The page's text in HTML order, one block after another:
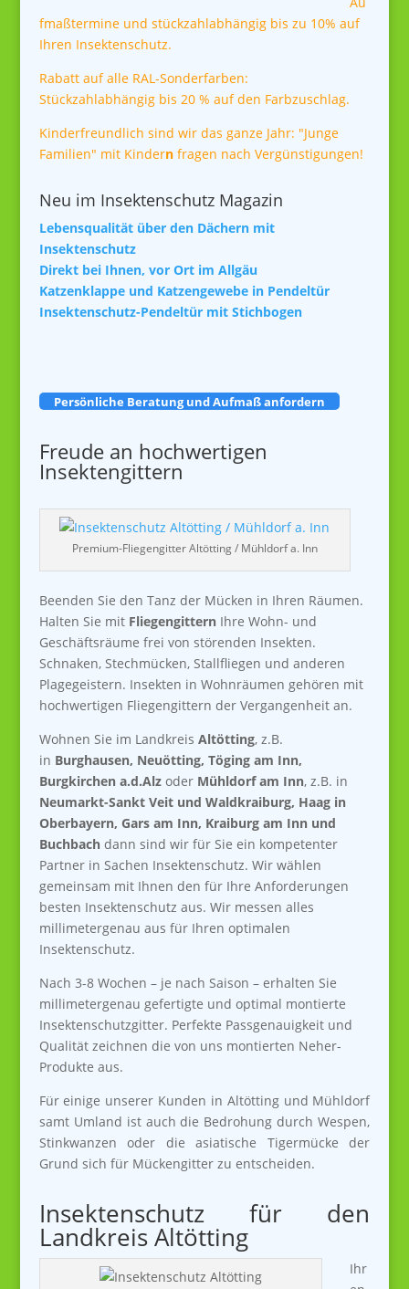
fmaßtermine und stückzahlabhängig bis zu 10% auf
Ihren Insektenschutz.
Rabatt auf alle RAL-Sonderfarben:
Stückzahlabhängig bis 20 % auf den Farbzuschlag.
Kinderfreundlich sind wir das ganze Jahr: "Junge
Familien" mit Kindernfragen nach Vergünstigungen!
Neu im Insektenschutz Magazin
Lebensqualität über den Dächern mit
Insektenschutz
Direkt bei Ihnen, vor Ort im Allgäu
Katzenklappe und Katzengewebe in Pendeltür
Insektenschutz-Pendeltür mit Stichbogen
Persönliche Beratung und Aufmaß anfordern
Freude an hochwertigen
Insektengittern
Premium-Fliegengitter Altötting / Mühldorf a. Inn
Beenden Sie den Tanz der Mücken in Ihren Räumen.
Halten Sie mit FliegengitternIhre Wohn- und
Geschäftsräume frei von störenden Insekten.
Schnaken, Stechmücken, Stallfliegen und anderen
Plagegeistern. Insekten in Wohnräumen gehören mit
hochwertigen Fliegengittern der Vergangenheit an.
Wohnen Sie im Landkreis Altötting, z.B.
in Burghausen, Neuötting, Töging am Inn,
Burgkirchen a.d.Alz oder Mühldorf am Inn, z.B. in
Neumarkt-Sankt Veit und Waldkraiburg, Haag in
Oberbayern, Gars am Inn, Kraiburg am Inn und
Buchbach dann sind wir für Sie ein kompetenter
Partner in Sachen Insektenschutz. Wir wählen
gemeinsam mit Ihnen den für Ihre Anforderungen
besten Insektenschutz aus. Wir messen alles
millimetergenau aus für Ihren optimalen
Insektenschutz.
Nach 3-8 Wochen – je nach Saison – erhalten Sie
millimetergenau gefertigte und optimal montierte
Insektenschutzgitter. Perfekte Passgenauigkeit und
Qualität zeichnen die von uns montierten Neher-
Produkte aus.​
Für einige unserer Kunden in Altötting und Mühldorf
samt Umland ist auch die Bedrohung durch Wespen,
Stinkwanzen oder die asiatische Tigermücke der
Grund sich für Mückengitter zu entscheiden.
Insektenschutz für den
Landkreis Altötting
Ihr